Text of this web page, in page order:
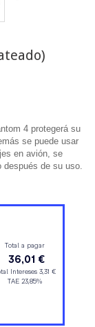
4 protegerá su
se puede usar
en avión, se
de su uso.